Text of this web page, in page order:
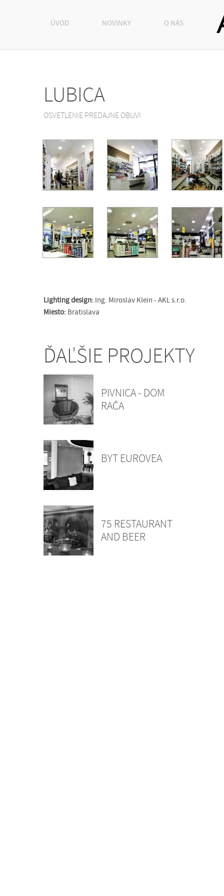
ÚVOD NOVINKY O NÁS
LUBICA
OSVETLENIE PREDAJNE OBUVI
Lighting design: Ing. Miroslav Klein - AKL s.r.o.
Miesto:Bratislava
ĎAĽŠIE PROJEKTY
PIVNICA - DOM
RAČA
BYT EUROVEA
75 RESTAURANT
AND BEER